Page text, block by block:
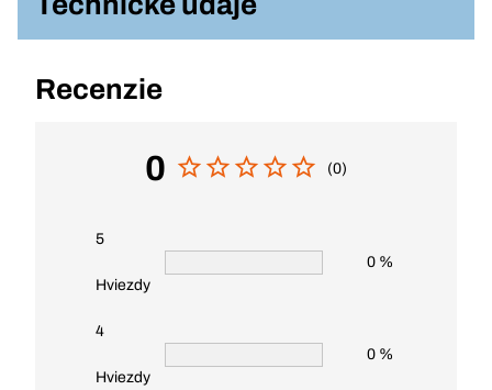
Recenzie
0 (0)
5
Hviezdy
0 %
4
Hviezdy
0 %